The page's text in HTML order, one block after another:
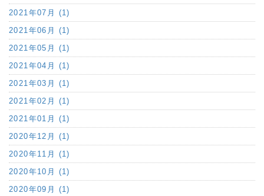
2021年07月 (1)
2021年06月 (1)
2021年05月 (1)
2021年04月 (1)
2021年03月 (1)
2021年02月 (1)
2021年01月 (1)
2020年12月 (1)
2020年11月 (1)
2020年10月 (1)
2020年09月 (1)